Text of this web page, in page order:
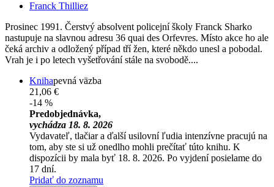
Franck Thilliez
Prosinec 1991. Čerstvý absolvent policejní školy Franck Sharko
nastupuje na slavnou adresu 36 quai des Orfevres. Místo akce ho ale
čeká archiv a odložený případ tří žen, které někdo unesl a pobodal.
Vrah je i po letech vyšetřování stále na svobodě....
Knihapevná väzba
21,06 €
-14 %
Predobjednávka,
vychádza 18. 8. 2026
Vydavateľ, tlačiar a ďalší usilovní ľudia intenzívne pracujú na
tom, aby ste si už onedlho mohli prečítať túto knihu. K
dispozícii by mala byť 18. 8. 2026. Po vyjdení posielame do
17 dní.
Pridať do zoznamu